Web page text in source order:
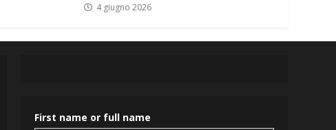
4 giugno 2026
First name or full name